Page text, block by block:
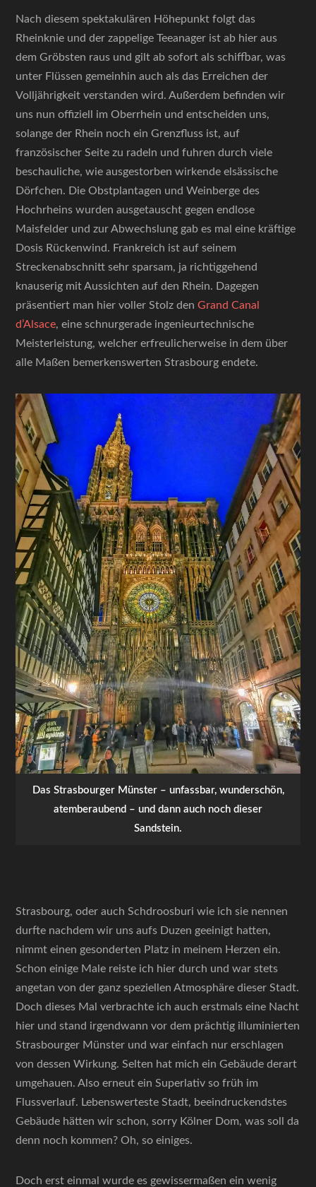
Nach diesem spektakulären Höhepunkt folgt das
Rheinknie und der zappelige Teeanager ist ab hier aus
dem Gröbsten raus und gilt ab sofort als schiffbar, was
unter Flüssen gemeinhin auch als das Erreichen der
Volljährigkeit verstanden wird. Außerdem befinden wir
uns nun offiziell im Oberrhein und entscheiden uns,
solange der Rhein noch ein Grenzfluss ist, auf
französischer Seite zu radeln und fuhren durch viele
beschauliche, wie ausgestorben wirkende elsässische
Dörfchen. Die Obstplantagen und Weinberge des
Hochrheins wurden ausgetauscht gegen endlose
Maisfelder und zur Abwechslung gab es mal eine kräftige
Dosis Rückenwind. Frankreich ist auf seinem
Streckenabschnitt sehr sparsam, ja richtiggehend
knauserig mit Aussichten auf den Rhein. Dagegen
präsentiert man hier voller Stolz denGrand Canal
d’Alsace, eine schnurgerade ingenieurtechnische
Meisterleistung, welcher erfreulicherweise in dem über
alle Maßen bemerkenswerten Strasbourg endete.
Das Strasbourger Münster – unfassbar, wunderschön,
atemberaubend – und dann auch noch dieser
Sandstein.
Strasbourg, oder auch Schdroosburi wie ich sie nennen
durfte nachdem wir uns aufs Duzen geeinigt hatten,
nimmt einen gesonderten Platz in meinem Herzen ein.
Schon einige Male reiste ich hier durch und war stets
angetan von der ganz speziellen Atmosphäre dieser Stadt.
Doch dieses Mal verbrachte ich auch erstmals eine Nacht
hier und stand irgendwann vor dem prächtig illuminierten
Strasbourger Münster und war einfach nur erschlagen
von dessen Wirkung. Selten hat mich ein Gebäude derart
umgehauen. Also erneut ein Superlativ so früh im
Flussverlauf. Lebenswerteste Stadt, beeindruckendstes
Gebäude hätten wir schon, sorry Kölner Dom, was soll da
denn noch kommen? Oh, so einiges.
Doch erst einmal wurde es gewissermaßen ein wenig